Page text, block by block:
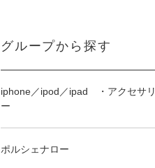
グループから探す
iphone／ipod／ipad ・アクセサリ
ー
ポルシェナロー